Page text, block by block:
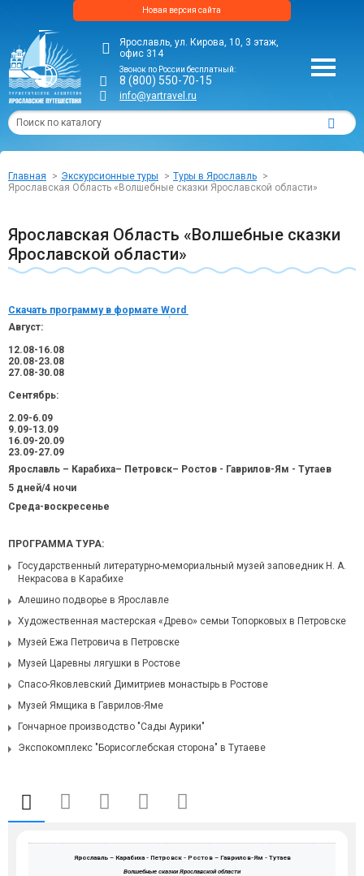
Новая версия сайта
Ярославль, ул. Кирова, 10, 3 этаж,
офис 314
Звонок по России бесплатный:
8 (800) 550-70-15
info@yartravel.ru
Главная Экскурсионные туры
Туры в Ярославль
Ярославская Область «Волшебные сказки Ярославской области»
Ярославская Область «Волшебные сказки
Ярославской области»
Скачать программу в формате Word
Август:
12.08-16.08
20.08-23.08
27.08-30.08
Сентябрь:
2.09-6.09
9.09-13.09
16.09-20.09
23.09-27.09
Ярославль – Карабиха– Петровск– Ростов - Гаврилов-Ям - Тутаев
5 дней/4 ночи
Среда-воскресенье
ПРОГРАММА ТУРА:
Государственный литературно-мемориальный музей заповедник Н. А.
Некрасова в Карабихе
Алешино подворье в Ярославле
Художественная мастерская «Древо» семьи Топорковых в Петровске
Музей Ежа Петровича в Петровске
Музей Царевны лягушки в Ростове
Спасо-Яковлевский Димитриев монастырь в Ростове
Музей Ямщика в Гаврилов-Яме
Гончарное производство "Сады Аурики"
Экспокомплекс "Борисоглебская сторона" в Тутаеве
Ярославль – Карабиха - Петровск - Ростов – Гаврилов-Ям - Тутаев
Волшебные сказки Ярославской области